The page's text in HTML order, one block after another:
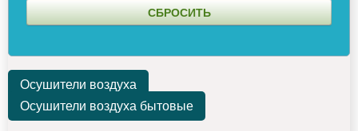
Осушители воздуха
Осушители воздуха бытовые